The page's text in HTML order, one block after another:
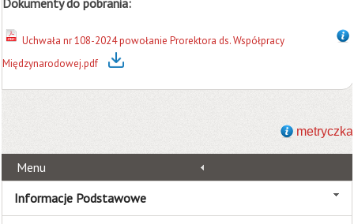
Dokumenty do pobrania:
Uchwała nr 108-2024 powołanie Prorektora ds. Współpracy
Międzynarodowej.pdf
metryczka
Menu
Informacje Podstawowe